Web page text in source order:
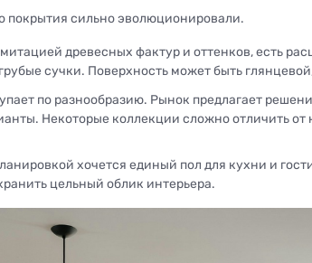
покрытия сильно эволюционировали.
древесных фактур и оттенков, есть
сучки. Поверхность может быть
по разнообразию. Рынок предлагает
Некоторые коллекции сложно отличить от
хочется единый пол для кухни и
цельный облик интерьера.